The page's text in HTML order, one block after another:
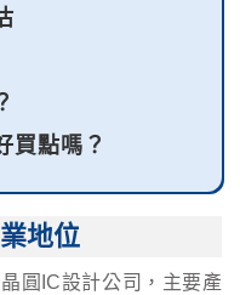
買點嗎？
地位
圓IC設計公司，主要產